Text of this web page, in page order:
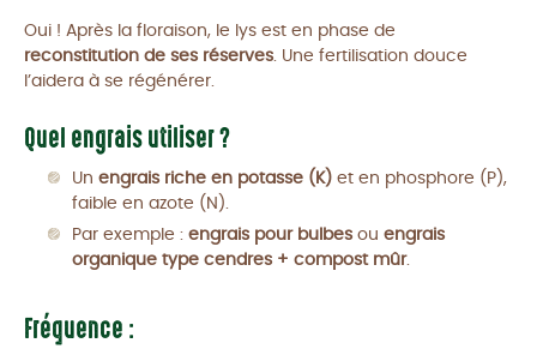
Oui ! Après la floraison, le lys est en phase de
reconstitution de ses réserves. Une fertilisation douce
l’aidera à se régénérer.
Quel engrais utiliser ?
Un engrais riche en potasse (K) et en phosphore (P),
faible en azote (N).
Par exemple : engrais pour bulbes ou engrais
organique type cendres + compost mûr.
Fréquence :